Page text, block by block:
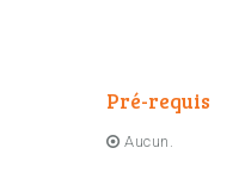
Pré-requis
Aucun.